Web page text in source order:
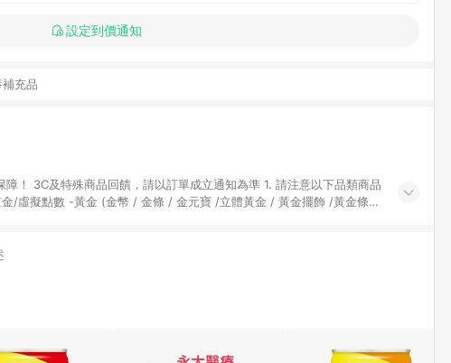
設定到價通知
充品
殊商品回饋，請以訂單成立通知為準 1. 請注意以下品類商品
/虛擬點數 -黃金 (金幣 / 金條 / 金元寶 /立體黃金 / 黃金擺飾 /黃金條
品賣場中有標示「商店」及顯示商店名稱者(指定活動店家除外) 3. 訂